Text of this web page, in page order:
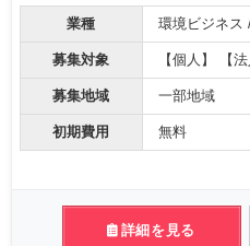
業種 環境ビジネス
募集対象 【個人】 【法
募集地域 一部地域
初期費用 無料
詳細を見る